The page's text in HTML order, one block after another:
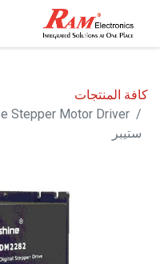
كافة المنتجات
ستيبر